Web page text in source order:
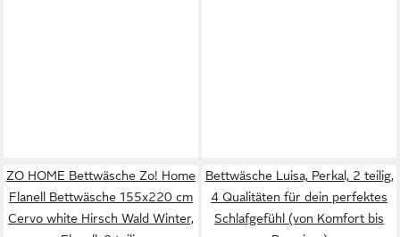
ZO HOME Bettwäsche Zo! Home
Flanell Bettwäsche 155x220 cm
Cervo white Hirsch Wald Winter,
Bettwäsche Luisa, Perkal, 2 teilig,
4 Qualitäten für dein perfektes
Schlafgefühl (von Komfort bis